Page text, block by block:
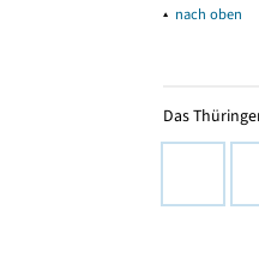
▴ nach oben
Das